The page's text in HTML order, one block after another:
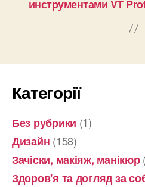
инструментами VT
Категорії
Без рубрики (1)
Дизайн (158)
Зачіски, макіяж, манікюр
Здоров'я та догляд за